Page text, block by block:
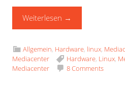
Weiterlesen →
Allgemein, Hardware, linux,
Mediacenter
Hardware, Linux,
Mediacenter
8 Comments